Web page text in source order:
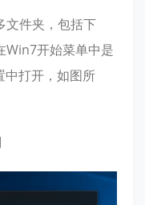
文件夹，包括下
Win7开始菜单中是
中打开，如图所